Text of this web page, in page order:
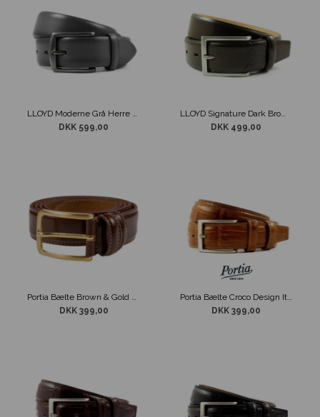
LLOYD Moderne Grå Herre Bælte
DKK 599,00
LLOYD Signature Dark Brown Bælte
DKK 499,00
DKK 399,00
Portia Bælte Croco Design Italy Cognac
DKK 399,00